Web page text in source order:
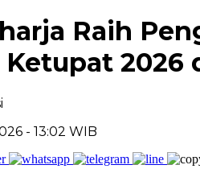
Raih
Ketupat 2026
- 13:02 WIB